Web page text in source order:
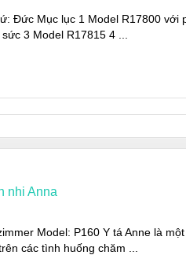
Đức Mục lục 1 Model R17800 với
3 Model R17815 4 ...
nhi Anna
Model: P160 Y tá Anne là
các tình huống chăm ...